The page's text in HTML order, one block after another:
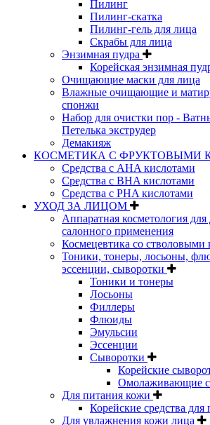
Пилинг
Пилинг-скатка
Пилинг-гель для лица
Скрабы для лица
Энзимная пудра
Корейская энзимная
Очищающие маски для лица
Влажные очищающие и
спонжи
Набор для очистки пор -
Петелька экструдер
Демакияж
КОСМЕТИКА С ФРУКТОВЫМИ
Средства с AHA кислотами
Средства с BHA кислотами
Средства с PHA кислотами
УХОД ЗА ЛИЦОМ
Аппаратная косметология
салонного применения
Космецевтика со стволовыми
Тоники, тонеры, лосьоны,
эссенции, сыворотки
Тоники и тонеры
Лосьоны
Филлеры
Флюиды
Эмульсии
Эссенции
Сыворотки
Корейские
Омолаживающие
Для питания кожи
Корейские средства
Для увлажнения кожи лица